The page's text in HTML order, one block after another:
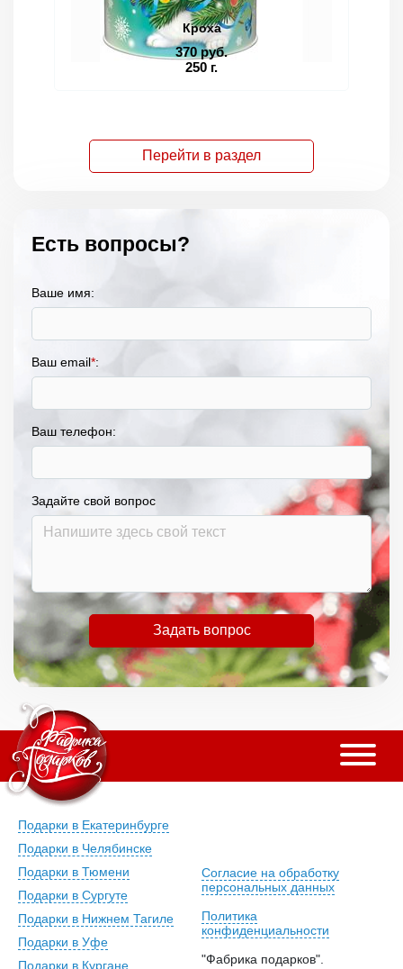
Кроха
370 руб.
250 г.
Перейти в раздел
Есть вопросы?
Ваше имя:
Ваш email*:
Ваш телефон:
Задайте свой вопрос
Задать вопрос
Подарки в Екатеринбурге
Подарки в Челябинске
Подарки в Тюмени
Подарки в Сургуте
Подарки в Нижнем Тагиле
Подарки в Уфе
Подарки в Кургане
Согласие на обработку
персональных данных
Политика
конфиденциальности
"Фабрика подарков".